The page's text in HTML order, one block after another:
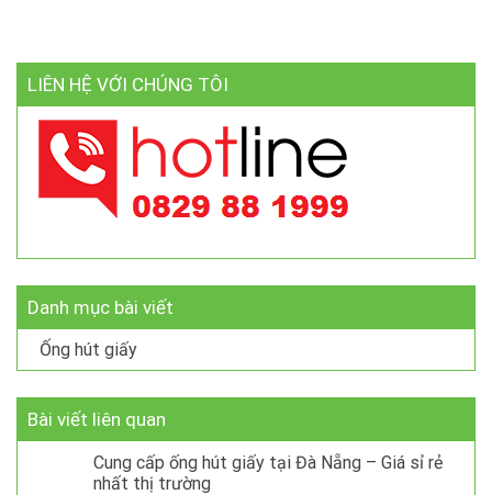
LIÊN HỆ VỚI CHÚNG TÔI
Danh mục bài viết
Ống hút giấy
Bài viết liên quan
Cung cấp ống hút giấy tại Đà Nẵng – Giá sỉ rẻ
nhất thị trường